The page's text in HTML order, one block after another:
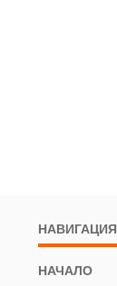
НАВИГАЦИЯ
НАЧАЛО